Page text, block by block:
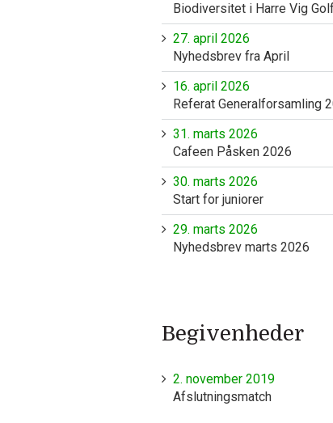
Biodiversitet i Harre Vig
27. april 2026
Nyhedsbrev fra April
16. april 2026
Referat Generalforsamling
31. marts 2026
Cafeen Påsken 2026
30. marts 2026
Start for juniorer
29. marts 2026
Nyhedsbrev marts 2026
Begivenheder
2. november 2019
Afslutningsmatch